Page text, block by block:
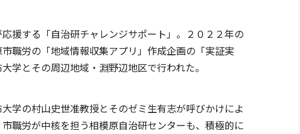
援する「自治研チャレンジサポート」。２０２２年の
職労の「地域情報収集アプリ」作成企画の「実証実
学とその周辺地域・淵野辺地区で行われた。
学の村山史世准教授とそのゼミ生有志が呼びかけによ
職労が中核を担う相模原自治研センターも、積極的に